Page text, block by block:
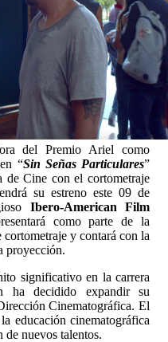
del Premio Ariel como
“Sin Señas Particulares”
de Cine con el cortometraje
su estreno este 09 de
Ibero-American Film
como parte de la
y contará con la
proyección.
significativo en la carrera
ha decidido expandir su
Cinematográfica. El
educación cinematográfica
nuevos talentos.